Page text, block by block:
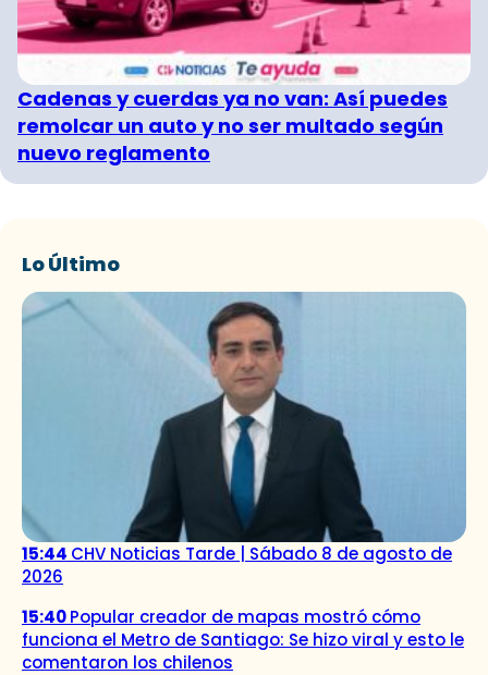
Cadenas y cuerdas ya no van: Así puedes
remolcar un auto y no ser multado según
nuevo reglamento
Lo Último
15:44 CHV Noticias Tarde | Sábado 8 de agosto de
2026
15:40Popular creador de mapas mostró cómo
funciona el Metro de Santiago: Se hizo viral y esto le
comentaron los chilenos